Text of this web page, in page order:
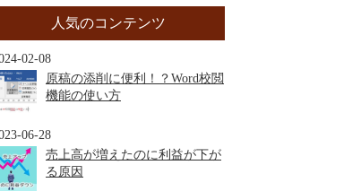
人気のコンテンツ
02-08
原稿の添削に便利！？Word校閲
機能の使い方
06-28
売上高が増えたのに利益が下が
る原因